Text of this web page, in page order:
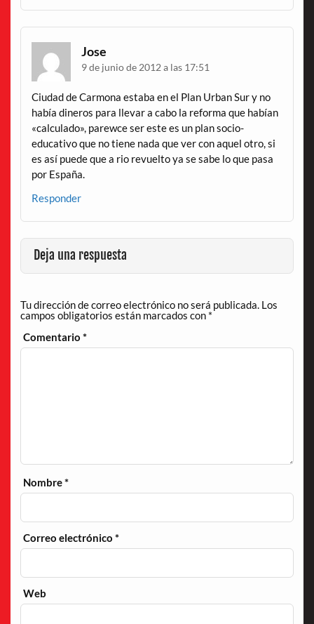
Jose
9 de junio de 2012 a las 17:51
Ciudad de Carmona estaba en el Plan Urban Sur y no
había dineros para llevar a cabo la reforma que habían
«calculado», parewce ser este es un plan socio-
educativo que no tiene nada que ver con aquel otro, si
es así puede que a rio revuelto ya se sabe lo que pasa
por España.
Responder
Deja una respuesta
Tu dirección de correo electrónico no será publicada. Los
campos obligatorios están marcados con *
Comentario*
Nombre*
Correo electrónico*
Web